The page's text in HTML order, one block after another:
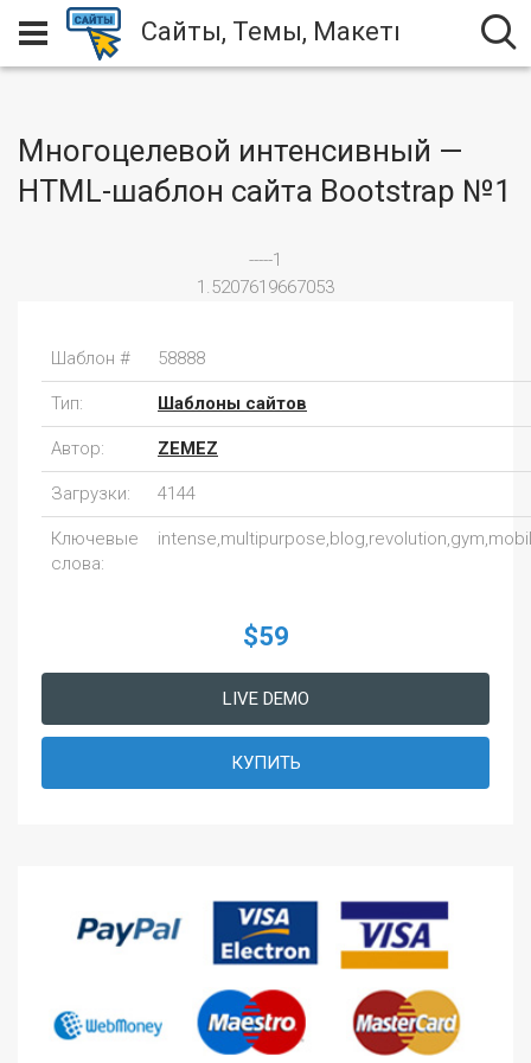
Сайты, Темы, Макеты
Многоцелевой интенсивный —
HTML-шаблон сайта Bootstrap №1
-----1
1.5207619667053
Шаблон # 58888
Тип: Шаблоны сайтов
Автор: ZEMEZ
Загрузки: 4144
Ключевые
слова:
$59
LIVE DEMO
КУПИТЬ